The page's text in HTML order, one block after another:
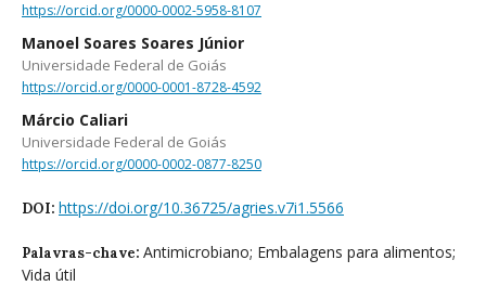
https://orcid.org/0000-0002-5958-8107
Manoel Soares Soares Júnior
Universidade Federal de Goiás
https://orcid.org/0000-0001-8728-4592
Márcio Caliari
Universidade Federal de Goiás
https://orcid.org/0000-0002-0877-8250
DOI: https://doi.org/10.36725/agries.v7i1.5566
Palavras-chave: Antimicrobiano; Embalagens para alimentos;
Vida útil